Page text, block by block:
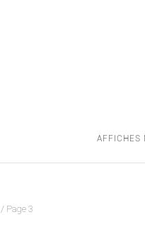
AFFICHES
/ Page 3